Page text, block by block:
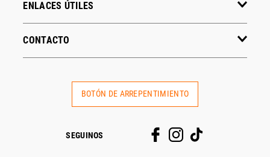
ENLACES ÚTILES
CONTACTO
BOTÓN DE ARREPENTIMIENTO
SEGUINOS